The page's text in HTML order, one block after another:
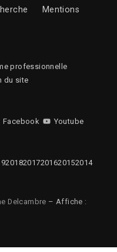
Mentions
professionnelle
du site
Facebook Youtube
20182017201620152014
Delcambre – Affiche :